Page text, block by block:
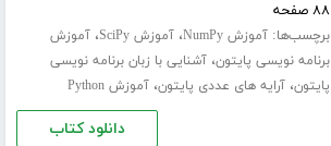
۸۸ صفحه
برچسب‌ها:آموزش NumPy ،آموزش SciPy ،آموزش
برنامه نویسی پایتون،آشنایی با زبان برنامه نویسی
پایتون،آرایه های عددی پایتون،آموزش Python
دانلود کتاب